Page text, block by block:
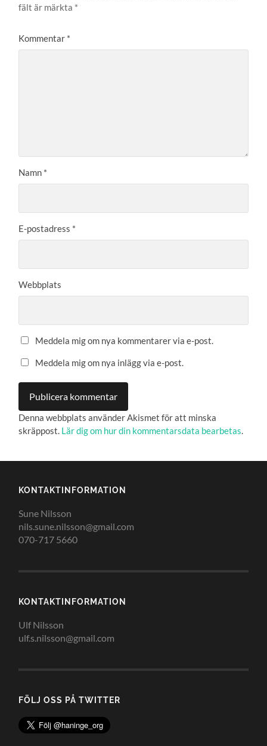
fält är märkta *
Kommentar *
Namn *
E-postadress *
Webbplats
Meddela mig om nya kommentarer via e-post.
Meddela mig om nya inlägg via e-post.
Denna webbplats använder Akismet för att minska
skräppost. Lär dig om hur din kommentarsdata bearbetas.
KONTAKTINFORMATION
Sune Nilsson
nils.sune.nilsson@gmail.com
070-717 5660
KONTAKTINFORMATION
Ulf Nilsson
ulf.s.nilsson@gmail.com
FÖLJ OSS PÅ TWITTER